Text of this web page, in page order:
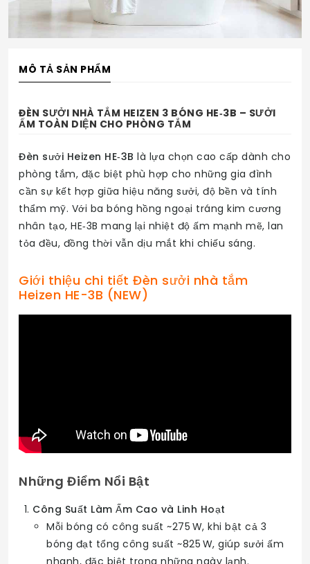
MÔ TẢ SẢN PHẨM
ĐÈN SƯỞI NHÀ TẮM HEIZEN 3 BÓNG HE‑3B – SƯỞI
ẤM TOÀN DIỆN CHO PHÒNG TẮM
Đèn sưởi Heizen HE‑3B là lựa chọn cao cấp dành cho
phòng tắm, đặc biệt phù hợp cho những gia đình
cần sự kết hợp giữa hiệu năng sưởi, độ bền và tính
thẩm mỹ. Với ba bóng hồng ngoại tráng kim cương
nhân tạo, HE‑3B mang lại nhiệt độ ấm mạnh mẽ, lan
tỏa đều, đồng thời vẫn dịu mắt khi chiếu sáng.
Giới thiệu chi tiết Đèn sưởi nhà tắm
Heizen HE-3B (NEW)
Những Điểm Nổi Bật
Công Suất Làm Ấm Cao và Linh Hoạt
Mỗi bóng có công suất ~275 W, khi bật cả 3
bóng đạt tổng công suất ~825 W, giúp sưởi ấm